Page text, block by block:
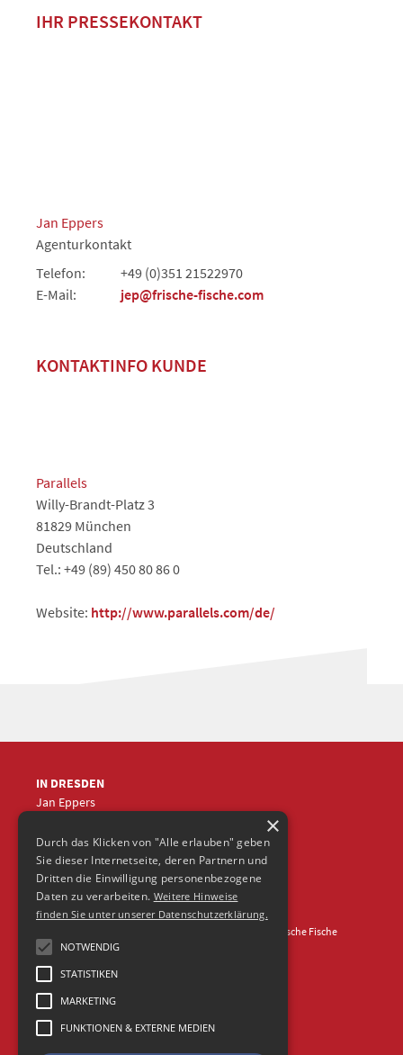
IHR PRESSEKONTAKT
Jan Eppers
Agenturkontakt
Telefon:
+49 (0)351 21522970
E-Mail:
jep@frische-fische.com
KONTAKTINFO KUNDE
Parallels
Willy-Brandt-Platz 3
81829 München
Deutschland
Tel.: +49 (89) 450 80 86 0
Website: http://www.parallels.com/de/
IN DRESDEN
Jan Eppers
jep@frische-fische.com
© 2026 Agentur Frische Fische
×
Durch das Klicken von "Alle erlauben" geben
Sie dieser Internetseite, deren Partnern und
Dritten die Einwilligung personenbezogene
Daten zu verarbeiten. Weitere Hinweise
finden Sie unter unserer Datenschutzerklärung.
NOTWENDIG
STATISTIKEN
MARKETING
FUNKTIONEN & EXTERNE MEDIEN